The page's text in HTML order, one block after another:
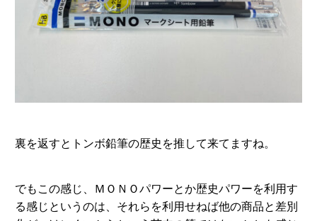
裏を返すとトンボ鉛筆の歴史を推して来てますね。
でもこの感じ、ＭＯＮＯパワーとか歴史パワーを利用す
る感じというのは、それらを利用せねば他の商品と差別